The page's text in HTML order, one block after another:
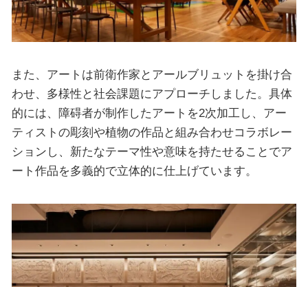
また、アートは前衛作家とアールブリュットを掛け合
わせ、多様性と社会課題にアプローチしました。具体
的には、障碍者が制作したアートを2次加工し、アー
ティストの彫刻や植物の作品と組み合わせコラボレー
ションし、新たなテーマ性や意味を持たせることでア
ート作品を多義的で立体的に仕上げています。